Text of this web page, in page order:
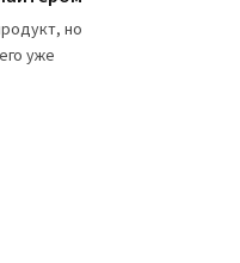
но
уже